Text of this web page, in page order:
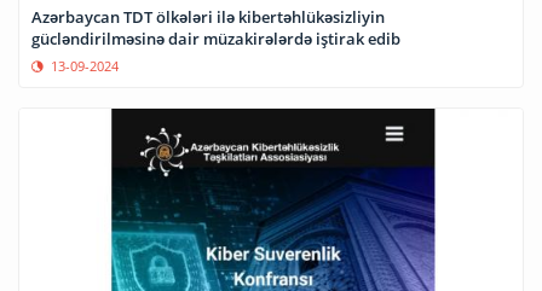
Azərbaycan TDT ölkələri ilə kibertəhlükəsizliyin
gücləndirilməsinə dair müzakirələrdə iştirak edib
13-09-2024